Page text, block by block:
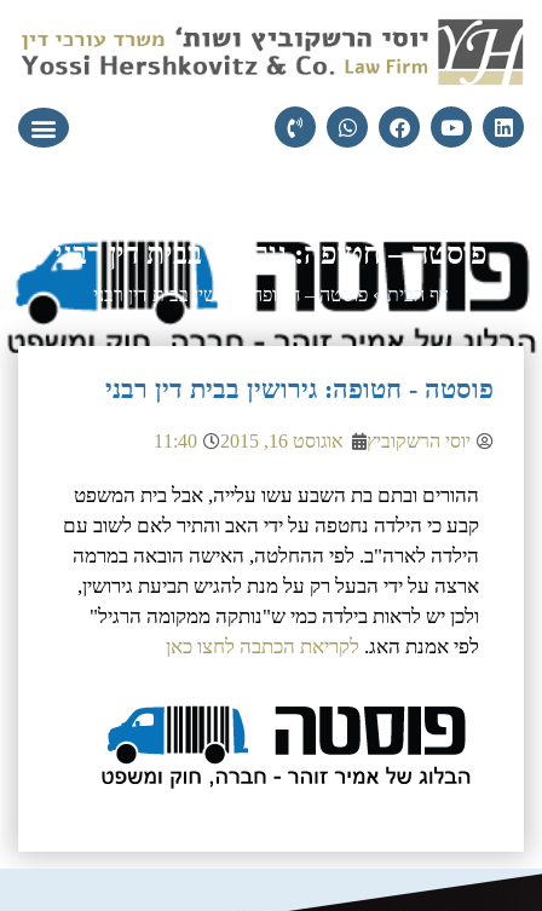
פוסטה – חטופה: גירושין בבית דין רבני
דף הבית» פוסטה – חטופה: גירושין בבית דין רבני
פוסטה - חטופה: גירושין בבית דין רבני
יוסי הרשקוביץ אוגוסט 16, 2015 11:40
ההורים ובתם בת השבע עשו עלייה, אבל בית המשפט
קבע כי הילדה נחטפה על ידי האב והתיר לאם לשוב עם
הילדה לארה"ב. לפי ההחלטה, האישה הובאה במרמה
ארצה על ידי הבעל רק על מנת להגיש תביעת גירושין,
ולכן יש לראות בילדה כמי ש"נותקה ממקומה הרגיל"
לפי אמנת האג. לקריאת הכתבה לחצו כאן